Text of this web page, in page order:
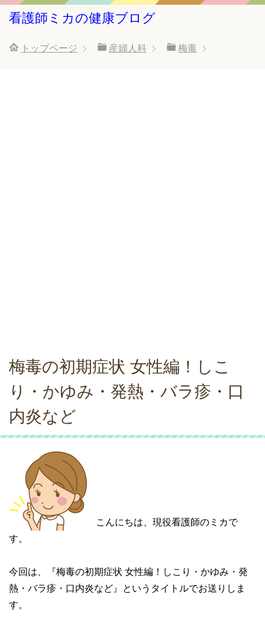
看護師ミカの健康ブログ
トップページ 産婦人科 梅毒
梅毒の初期症状 女性編！しこ
り・かゆみ・発熱・バラ疹・口
内炎など
こんにちは、現役看護師のミカで
す。
今回は、『梅毒の初期症状 女性編！しこり・かゆみ・発
熱・バラ疹・口内炎など』というタイトルでお送りしま
す。